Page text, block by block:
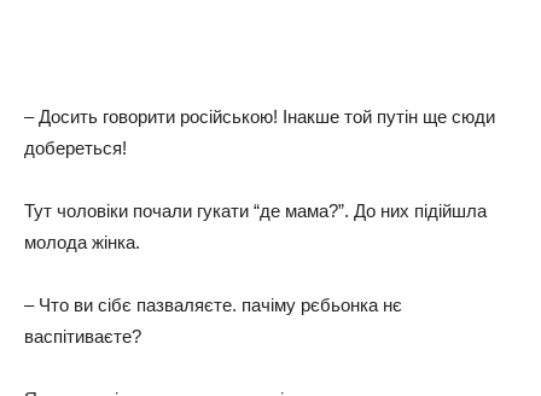
– Досить говорити російською! Інакше той путін ще сюди
добереться!
Тут чоловіки почали гукати “де мама?”. До них підійшла
молода жінка.
– Что ви сібє пазваляєте. пачіму рєбьонка нє
васпітиваєте?